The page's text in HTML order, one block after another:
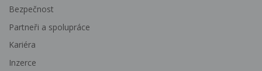
Bezpečnost
Partneři a spolupráce
Kariéra
Inzerce